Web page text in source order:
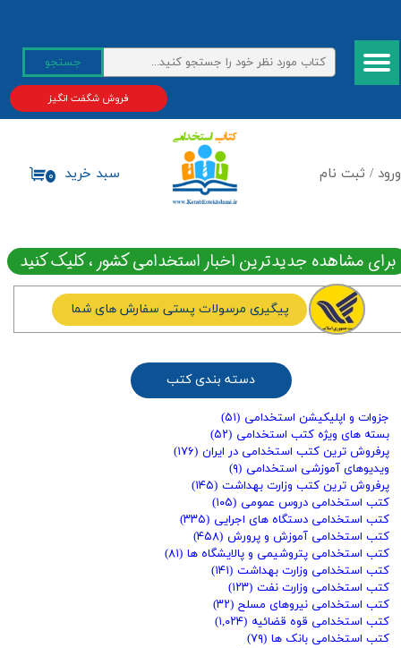
ورود / ثبت نام
حساب کاربری من
تغییر گذر واژه
سفارشات
جستجو
۰ سبد خرید
فروش شگفت انگیز
برای مشاهده جدیدترین اخبار استخدامی کشور ، کلیک کنید
پیگیری مرسولات پستی سفارش های شما
جزوات و اپلیکیشن استخدامی (۵۱)
بسته های ویژه کتب استخدامی (۵۲)
پرفروش ترین کتب استخدامی در ایران (۱۷۶)
ویدیوهای آموزشی استخدامی (۹)
پرفروش ترین کتب وزارت بهداشت (۱۴۵)
کتب استخدامی دروس عمومی (۱۰۵)
کتب استخدامی دستگاه های اجرایی (۳۳۵)
کتب استخدامی آموزش و پرورش (۴۵۸)
کتب استخدامی پتروشیمی و پالایشگاه ها (۸۱)
کتب استخدامی وزارت بهداشت (۱۴۱)
کتب استخدامی وزارت نفت (۱۲۳)
کتب استخدامی نیروهای مسلح (۳۲)
کتب استخدامی قوه قضائیه (۱,۰۲۴)
کتب استخدامی بانک ها (۷۹)
دسته بندی کتب